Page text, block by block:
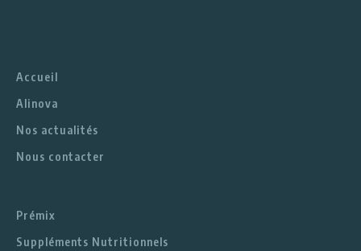
Accueil
Alinova
Nos actualités
Nous contacter
Prémix
Suppléments Nutritionnels